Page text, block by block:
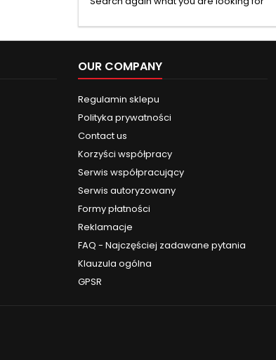
OUR COMPANY
Regulamin sklepu
Polityka prywatności
Contact us
Korzyści współpracy
Serwis współpracujący
Serwis autoryzowany
Formy płatności
Reklamacje
FAQ - Najczęściej zadawane pytania
Klauzula ogólna
GPSR